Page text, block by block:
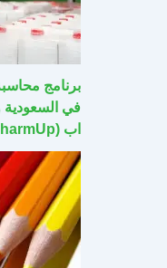
برنامج
في السعودية
اب (PharmUp)